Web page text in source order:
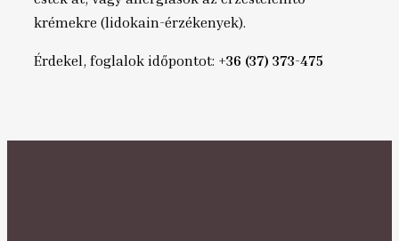
krémekre (lidokain-érzékenyek).
Érdekel, foglalok időpontot: +36 (37) 373-475